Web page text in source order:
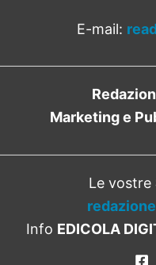
E-mail:
Marketing e
Le vostre
Info EDICOLA